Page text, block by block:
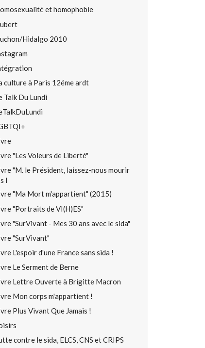
et homophobie
Hidalgo 2010
culture à Paris 12éme ardt
Talk Du Lundi
"Les Voleurs de Liberté"
"M. le Président, laissez-nous mourir
l
"Ma Mort m'appartient" (2015)
"Portraits de VI(H)ES"
"SurVivant - Mes 30 ans avec le sida"
"SurVivant"
L'espoir d'une France sans sida !
Le Serment de Berne
Lettre Ouverte à Brigitte Macron
Mon corps m'appartient !
Plus Vivant Que Jamais !
contre le sida, ELCS, CNS et CRIPS